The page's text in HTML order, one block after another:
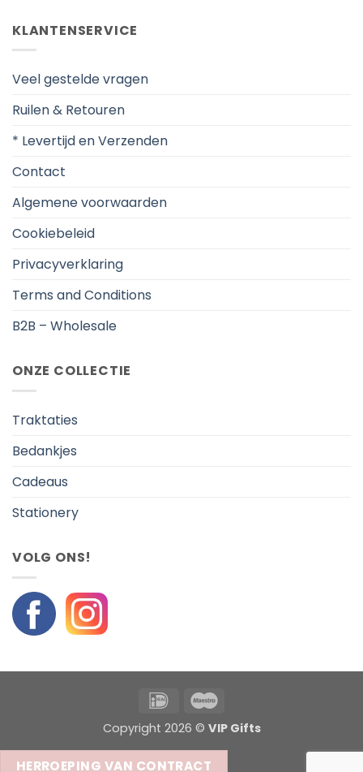
KLANTENSERVICE
Veel gestelde vragen
Ruilen & Retouren
* Levertijd en Verzenden
Contact
Algemene voorwaarden
Cookiebeleid
Privacyverklaring
Terms and Conditions
B2B – Wholesale
ONZE COLLECTIE
Traktaties
Bedankjes
Cadeaus
Stationery
VOLG ONS!
IDeal
Copyright 2026 © VIP Gifts
HERROEPING VAN CONTRACT